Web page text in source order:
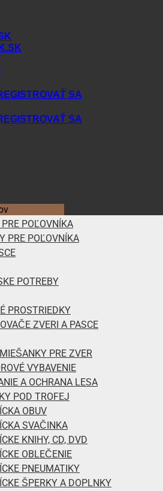
SA
SA
POĽOVNÍKA
PRE POĽOVNÍKA
POTREBY
PROSTRIEDKY
ZVERI A PASCE
PRE ZVER
VYBAVENIE
A OCHRANA LESA
POD TROFEJ
OBUV
SVAČINKA
KNIHY, CD, DVD
OBLEČENIE
PNEUMATIKY
ŠPERKY A DOPLNKY